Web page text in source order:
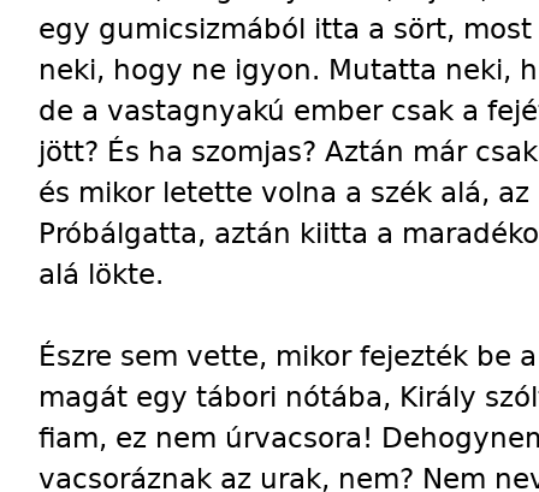
egy gumicsizmából itta a sört,
neki, hogy ne igyon. Mutatta neki,
de a vastagnyakú ember csak a
jött? És ha szomjas? Aztán már
és mikor letette volna a szék alá,
Próbálgatta, aztán kiitta a
alá lökte.
Észre sem vette, mikor fejezték be
magát egy tábori nótába, Király
fiam, ez nem úrvacsora!
vacsoráznak az urak, nem? Nem